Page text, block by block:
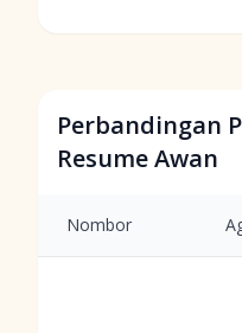
Perbandingan
Resume Awan
Nombor